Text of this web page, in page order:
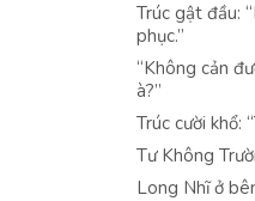
Trúc gật đầu:
phục.”
“Không cản
à?”
Trúc cười khổ:
Tư Không
Long Nhĩ ở